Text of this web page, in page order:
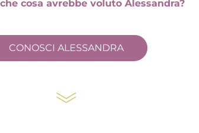
cosa avrebbe voluto Alessandra?
CONOSCI ALESSANDRA